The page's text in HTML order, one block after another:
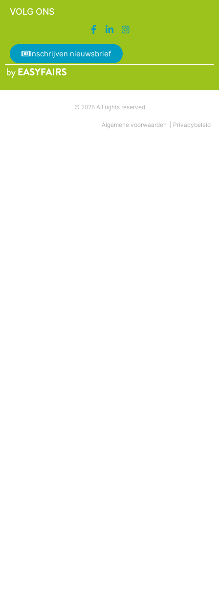
VOLG ONS
Inschrijven nieuwsbrief
© 2026 All rights reserved
Algemene voorwaarden Privacybeleid